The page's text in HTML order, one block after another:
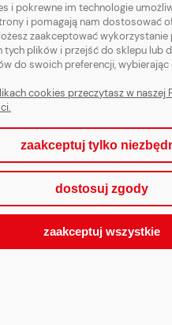
rozszerzeniowy CAN
zł
i pokrewne im technologie
i pomagają nam dostosować
zaakceptować wykorzystanie
tych plików i przejść do sklepu lub
do swoich preferencji,
cookies przeczytasz w naszej
zaakceptuj tylko
dostosuj zgody
zaakceptuj wszystkie